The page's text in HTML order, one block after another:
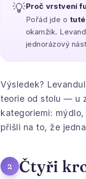
💡Proč vrstvení
Pořád jde o
okamžik.
jednorázový
Výsledek?
teorie od stolu — u
kategoriemi:
přišli na to, že
2 Čtyři